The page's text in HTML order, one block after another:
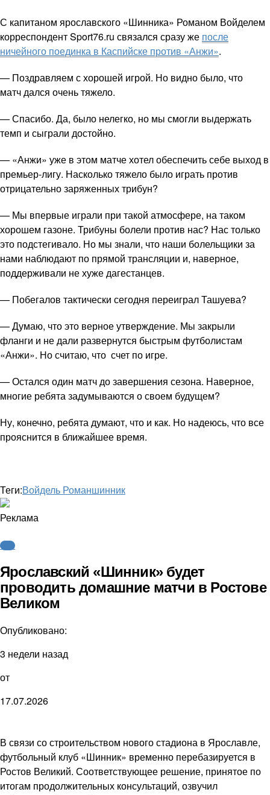
С капитаном ярославского «Шинника» Романом Войделем
корреспондент Sport76.ru связался сразу же после
ничейного поединка в Каспийске против «Анжи».
— Поздравляем с хорошей игрой. Но видно было, что
матч дался очень тяжело.
— Спасибо. Да, было нелегко, но мы смогли выдержать
темп и сыграли достойно.
— «Анжи» уже в этом матче хотел обеспечить себе выход в
премьер-лигу. Насколько тяжело было играть против
отрицательно заряженных трибун?
— Мы впервые играли при такой атмосфере, на таком
хорошем газоне. Трибуны болели против нас? Нас только
это подстегивало. Но мы знали, что наши болельщики за
нами наблюдают по прямой трансляции и, наверное,
поддерживали не хуже дагестанцев.
— Побегалов тактически сегодня переиграл Ташуева?
— Думаю, что это верное утверждение. Мы закрыли
фланги и не дали развернутся быстрым футболистам
«Анжи». Но считаю, что счет по игре.
— Остался один матч до завершения сезона. Наверное,
многие ребята задумываются о своем будущем?
Ну, конечно, ребята думают, что и как. Но надеюсь, что все
прояснится в ближайшее время.
Теги:Войдель Романшинник
Реклама
ФНЛ
Ярославский «Шинник» будет
проводить домашние матчи в Ростове
Великом
Опубликовано:
3 недели назад
от
17.07.2026
В связи со строительством нового стадиона в Ярославле,
футбольный клуб «Шинник» временно перебазируется в
Ростов Великий. Соответствующее решение, принятое по
итогам продолжительных консультаций, озвучил